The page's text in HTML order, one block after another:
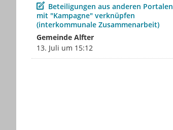
Beitrag
Beteiligungen aus anderen Portalen
mit "Kampagne" verknüpfen
(interkommunale Zusammenarbeit)
Gemeinde Alfter
13. Juli um 15:12